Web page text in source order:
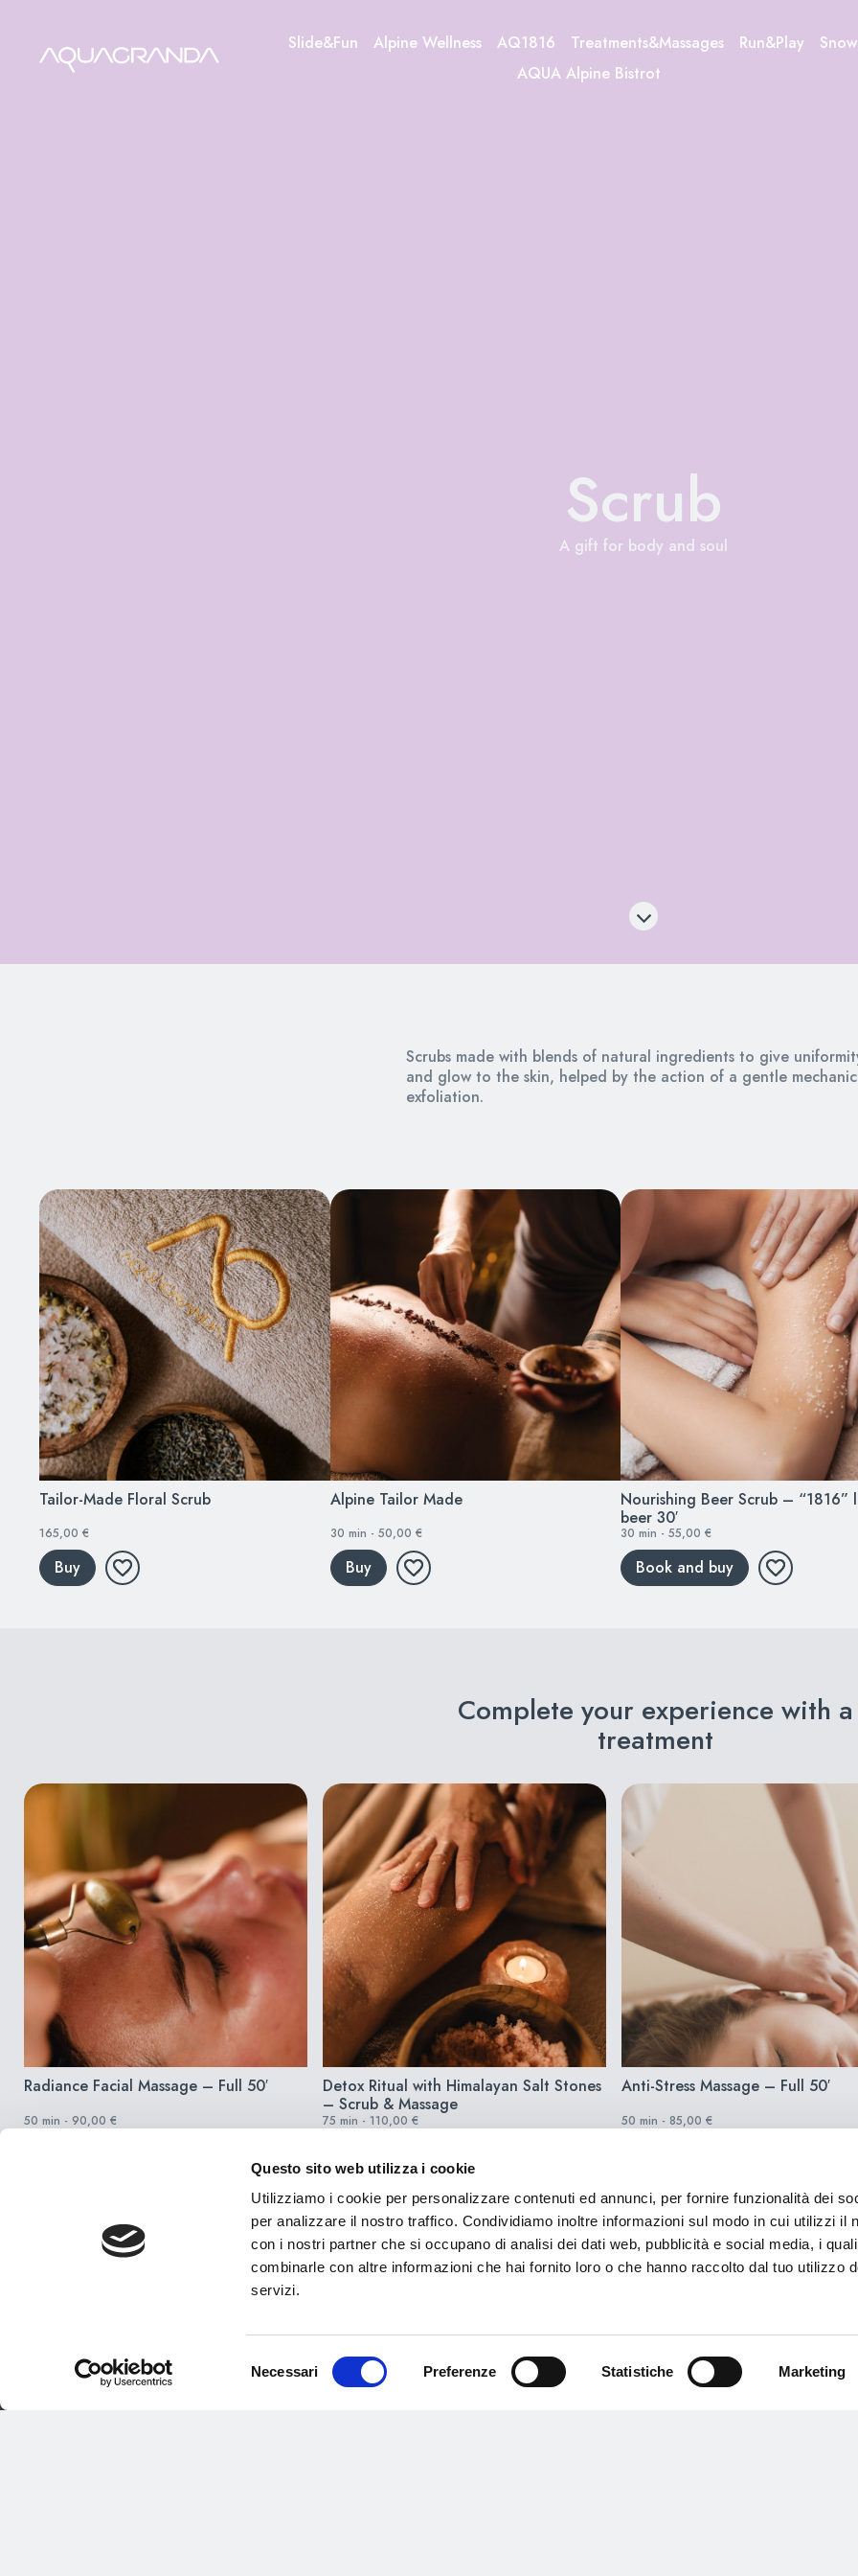
Questo sito web utilizza i cookie
Utilizziamo i cookie per personalizzare contenuti ed annunci, per fornire funzionalità dei
per analizzare il nostro traffico. Condividiamo inoltre informazioni sul modo in cui utilizzi il
con i nostri partner che si occupano di analisi dei dati web, pubblicità e social media, i
combinarle con altre informazioni che hai fornito loro o che hanno raccolto dal tuo utilizzo
servizi.
Necessari Preferenze Statistiche Marketing
content
Slide&Fun Alpine Wellness AQ1816 Treatments&Massages Run&Play
AQUA Alpine Bistrot
Scrub
A gift for body and soul
Scrubs made with blends of natural ingredients to give
and glow to the skin, helped by the action of a gentle
exfoliation.
Tailor-Made Floral Scrub
165,00 €
Buy
Alpine Tailor Made
30 min - 50,00 €
Buy
Nourishing Beer Scrub – “1816”
beer 30′
30 min - 55,00 €
Book and buy
Complete your experience with a
treatment
Radiance Facial Massage – Full 50′
50 min - 90,00 €
Detox Ritual with Himalayan Salt Stones
– Scrub & Massage
75 min - 110,00 €
Anti-Stress Massage – Full 50′
50 min - 85,00 €
Subscribe to the Aquagranda newsletter
to stay up to date